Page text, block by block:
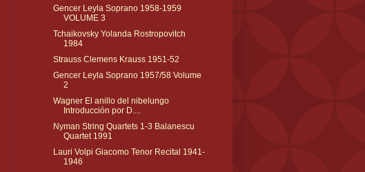
Gencer Leyla Soprano 1958-1959
VOLUME 3
Tchaikovsky Yolanda Rostropovitch
1984
Strauss Clemens Krauss 1951-52
Gencer Leyla Soprano 1957/58 Volume
2
Wagner El anillo del nibelungo
Introducción por D....
Nyman String Quartets 1-3 Balanescu
Quartet 1991
Lauri Volpi Giacomo Tenor Recital 1941-
1946